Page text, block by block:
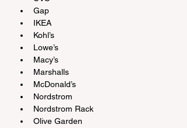
Gap
IKEA
Kohl’s
Lowe’s
Macy’s
Marshalls
McDonald’s
Nordstrom
Nordstrom Rack
Olive Garden